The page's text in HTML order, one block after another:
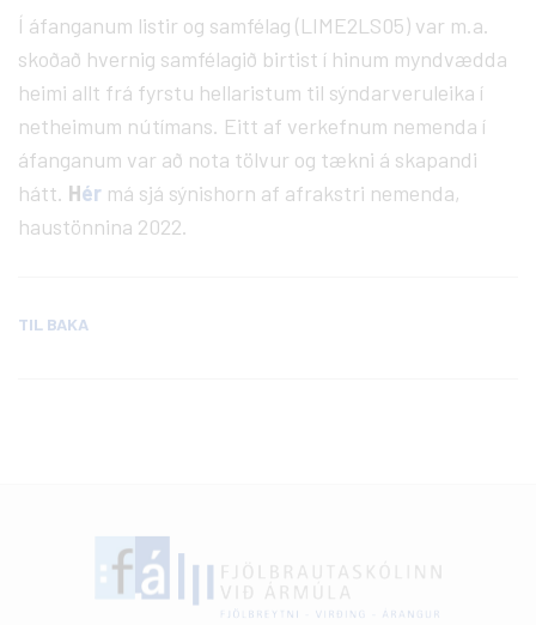
Í áfanganum listir og samfélag (LIME2LS05) var m.a.
skoðað hvernig samfélagið birtist í hinum myndvædda
heimi allt frá fyrstu hellaristum til sýndarveruleika í
netheimum nútímans. Eitt af verkefnum nemenda í
áfanganum var að nota tölvur og tækni á skapandi
hátt. Hér má sjá sýnishorn af afrakstri nemenda,
haustönnina 2022.
TIL BAKA